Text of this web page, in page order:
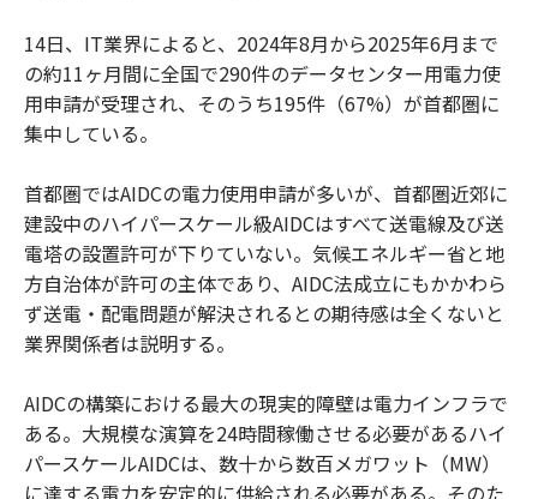
14日、IT業界によると、2024年8月から2025年6月まで
の約11ヶ月間に全国で290件のデータセンター用電力使
用申請が受理され、そのうち195件（67%）が首都圏に
集中している。
首都圏ではAIDCの電力使用申請が多いが、首都圏近郊に
建設中のハイパースケール級AIDCはすべて送電線及び送
電塔の設置許可が下りていない。気候エネルギー省と地
方自治体が許可の主体であり、AIDC法成立にもかかわら
ず送電・配電問題が解決されるとの期待感は全くないと
業界関係者は説明する。
AIDCの構築における最大の現実的障壁は電力インフラで
ある。大規模な演算を24時間稼働させる必要があるハイ
パースケールAIDCは、数十から数百メガワット（MW）
に達する電力を安定的に供給される必要がある。そのた